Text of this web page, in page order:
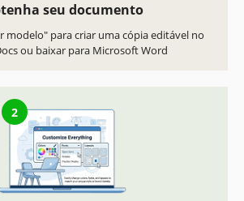
seu documento
modelo" para criar uma cópia editável no
ou baixar para Microsoft Word
2